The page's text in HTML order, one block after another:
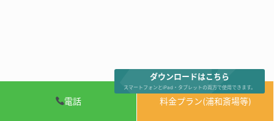
電話 料金プラン(浦和斎場等)
ダウンロードはこちら
スマートフォンとiPad・タブレットの両方で使用できます。